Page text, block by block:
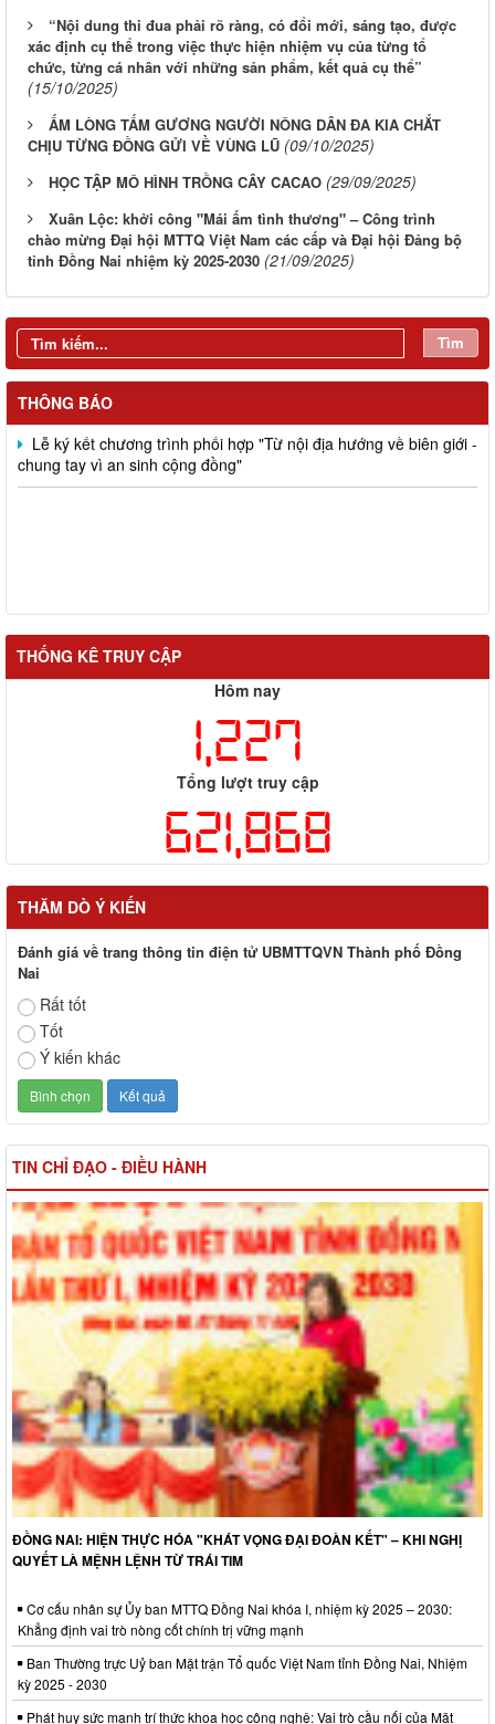
“Nội dung thi đua phải rõ ràng, có đổi mới, sáng tạo, được
xác định cụ thể trong việc thực hiện nhiệm vụ của từng tổ
chức, từng cá nhân với những sản phẩm, kết quả cụ thể”
(15/10/2025)
ẤM LÒNG TẤM GƯƠNG NGƯỜI NÔNG DÂN ĐA KIA CHẮT
CHỊU TỪNG ĐỒNG GỬI VỀ VÙNG LŨ (09/10/2025)
HỌC TẬP MÔ HÌNH TRỒNG CÂY CACAO (29/09/2025)
Xuân Lộc: khởi công "Mái ấm tình thương" – Công trình
chào mừng Đại hội MTTQ Việt Nam các cấp và Đại hội Đảng bộ
tỉnh Đồng Nai nhiệm kỳ 2025-2030 (21/09/2025)
Tìm
THÔNG BÁO
Đồng chí Nguyễn Tấn Phú dự, chỉ đạo Hội nghị giao ban công
tác Mặt trận quý I năm 2026 và ký kết giao ước thi đua của cụm
thi đua số 5
Lễ ký kết chương trình phối hợp "Từ nội địa hướng về biên giới -
chung tay vì an sinh cộng đồng"
THỐNG KÊ TRUY CẬP
Hôm nay
1,227
Tổng lượt truy cập
621,868
THĂM DÒ Ý KIẾN
Đánh giá về trang thông tin điện tử UBMTTQVN Thành phố Đồng
Nai
Rất tốt
Tốt
Ý kiến khác
TIN CHỈ ĐẠO - ĐIỀU HÀNH
ĐỒNG NAI: HIỆN THỰC HÓA "KHÁT VỌNG ĐẠI ĐOÀN KẾT" – KHI NGHỊ
QUYẾT LÀ MỆNH LỆNH TỪ TRÁI TIM
Cơ cấu nhân sự Ủy ban MTTQ Đồng Nai khóa I, nhiệm kỳ 2025 – 2030:
Khẳng định vai trò nòng cốt chính trị vững mạnh
Ban Thường trực Uỷ ban Mặt trận Tổ quốc Việt Nam tỉnh Đồng Nai, Nhiệm
kỳ 2025 - 2030
Phát huy sức mạnh trí thức khoa học công nghệ: Vai trò cầu nối của Mặt